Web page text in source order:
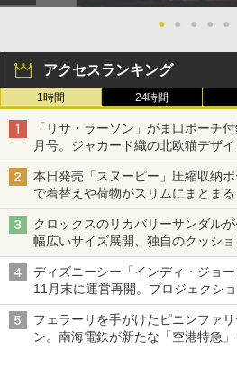
● ● ● ● ●
アクセスランキング
1時間 24時間
「リサ・ラーソン」がま口ポーチ
月号。ジャカード織の北欧猫デザイ
本日発売「スヌーピー」圧縮収納
で着替えや荷物がスリムにまとまる
クロックスのリカバリーサンダル
幅広いサイズ展開、独自のクッシ
ディズニーシー「インディ・ジョ
11月末に運営再開。プロジェクシ
は1500円
フェラーリを手がけたピニンファ
ン。南海電鉄が新たな「空港特急